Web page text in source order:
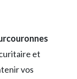
et
vos